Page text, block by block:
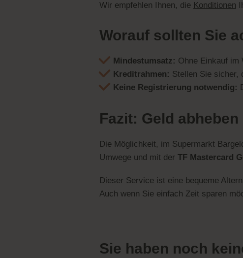
Wir empfehlen Ihnen, die Konditionen
Worauf sollten Sie
Mindestumsatz: Ohne Einkauf im
Kreditrahmen: Stellen Sie sicher,
Keine Registrierung notwendig:
Fazit: Geld
Die Möglichkeit, im Supermarkt
Umwege und mit der TF Mastercard
Dieser Service ist eine bequeme
Auch wenn Sie einfach Zeit sparen
Sie haben noch